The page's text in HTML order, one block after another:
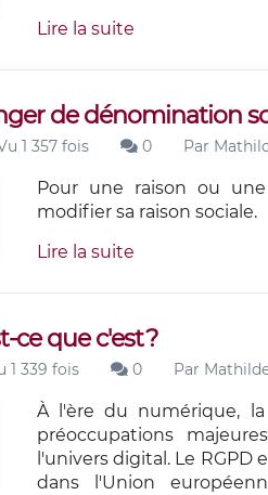
Lire la suite
de dénomination
1 357 fois 0 Par
Pour une raison ou
modifier sa raison sociale.
Lire la suite
ce que c'est ?
1 339 fois 0 Par
À l'ère du numérique,
préoccupations
l'univers digital. Le
dans l'Union